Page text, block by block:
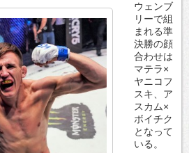
ウェンブ
リーで組
まれる準
決勝の顔
合わせは
マテラ×
ヤニコフ
スキ、ア
スカム×
ボイチク
となって
いる。